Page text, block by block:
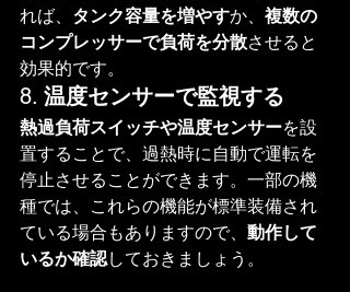
れば、 タンク容量を増やすか、 複数の
コンプレッサーで負荷を分散させると
効果的です。
8. 温度センサーで監視する
熱過負荷スイッチや温度センサーを設
置することで、過熱時に自動で運転を
停止させることができます。一部の機
種では、これらの機能が標準装備され
ている場合もありますので、 動作して
いるか確認しておきましょう。